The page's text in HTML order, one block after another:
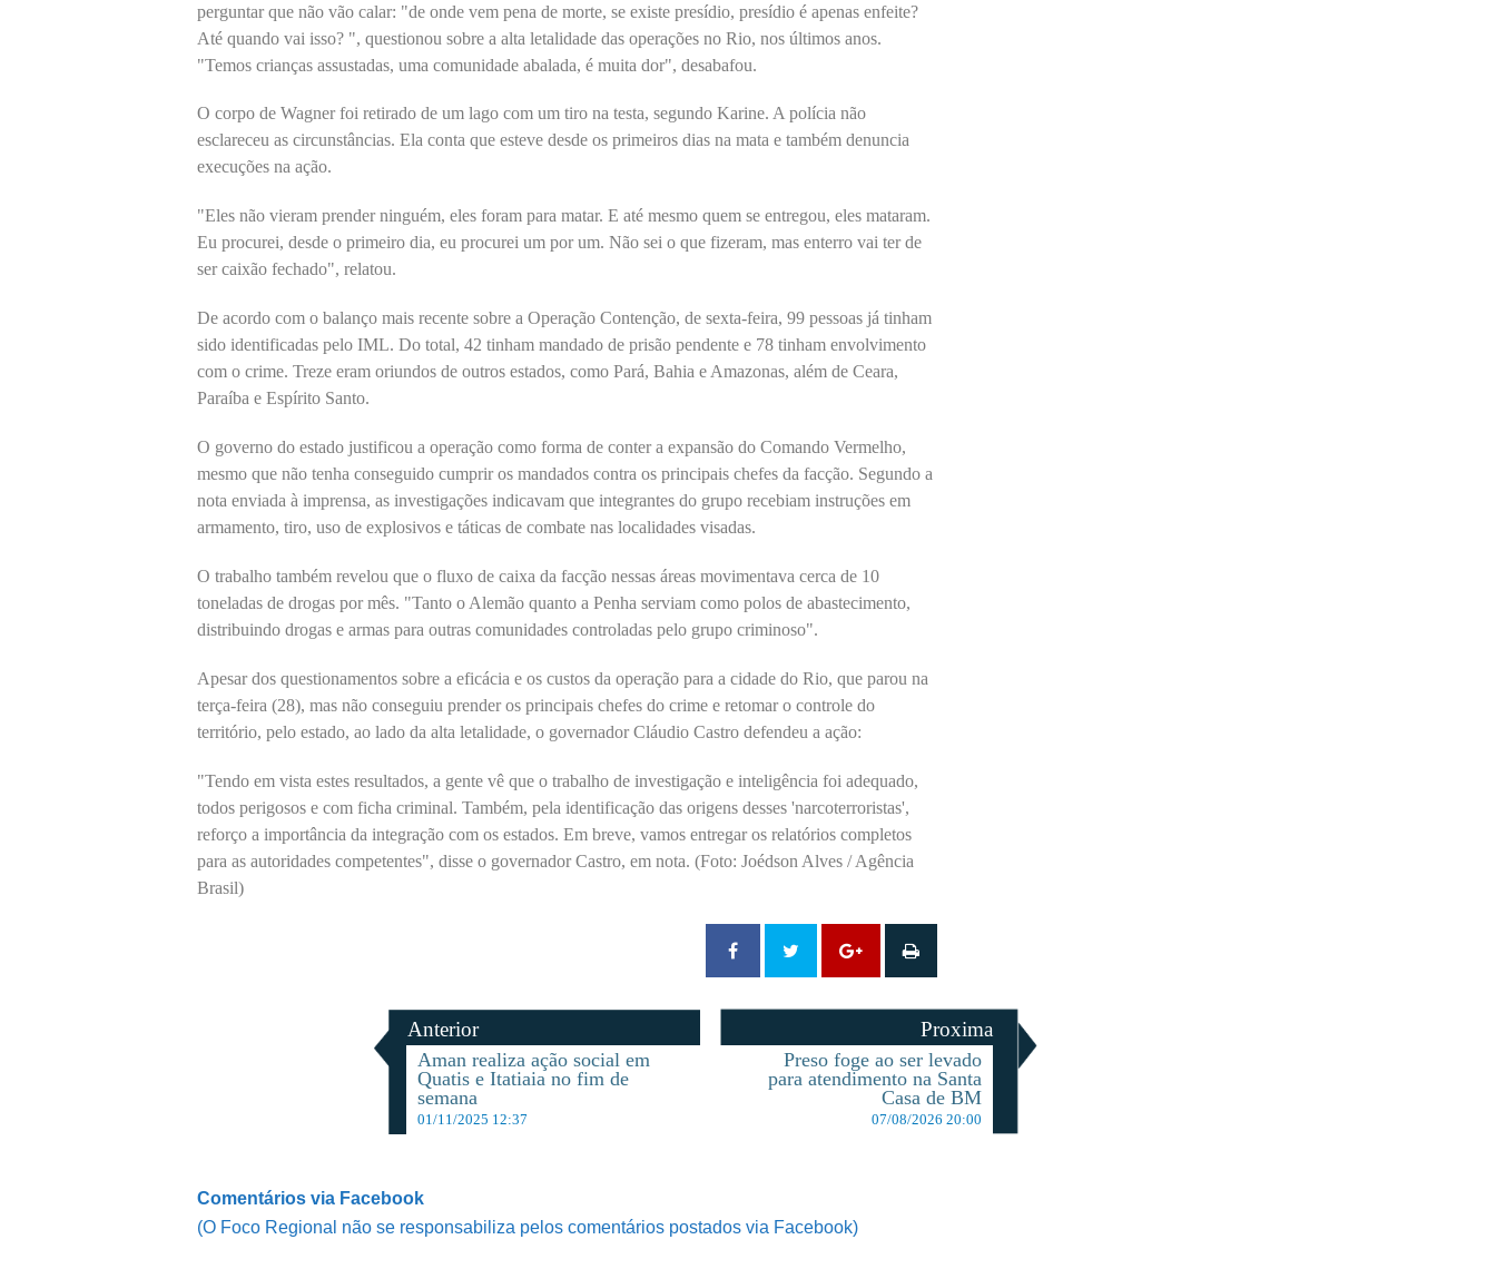
perguntar que não vão calar: "de onde vem pena de morte, se existe presídio, presídio é apenas enfeite?
Até quando vai isso? ", questionou sobre a alta letalidade das operações no Rio, nos últimos anos.
"Temos crianças assustadas, uma comunidade abalada, é muita dor", desabafou.
O corpo de Wagner foi retirado de um lago com um tiro na testa, segundo Karine. A polícia não
esclareceu as circunstâncias. Ela conta que esteve desde os primeiros dias na mata e também denuncia
execuções na ação.
"Eles não vieram prender ninguém, eles foram para matar. E até mesmo quem se entregou, eles mataram.
Eu procurei, desde o primeiro dia, eu procurei um por um. Não sei o que fizeram, mas enterro vai ter de
ser caixão fechado", relatou.
De acordo com o balanço mais recente sobre a Operação Contenção, de sexta-feira, 99 pessoas já tinham
sido identificadas pelo IML. Do total, 42 tinham mandado de prisão pendente e 78 tinham envolvimento
com o crime. Treze eram oriundos de outros estados, como Pará, Bahia e Amazonas, além de Ceara,
Paraíba e Espírito Santo.
O governo do estado justificou a operação como forma de conter a expansão do Comando Vermelho,
mesmo que não tenha conseguido cumprir os mandados contra os principais chefes da facção. Segundo a
nota enviada à imprensa, as investigações indicavam que integrantes do grupo recebiam instruções em
armamento, tiro, uso de explosivos e táticas de combate nas localidades visadas.
O trabalho também revelou que o fluxo de caixa da facção nessas áreas movimentava cerca de 10
toneladas de drogas por mês. "Tanto o Alemão quanto a Penha serviam como polos de abastecimento,
distribuindo drogas e armas para outras comunidades controladas pelo grupo criminoso".
Apesar dos questionamentos sobre a eficácia e os custos da operação para a cidade do Rio, que parou na
terça-feira (28), mas não conseguiu prender os principais chefes do crime e retomar o controle do
território, pelo estado, ao lado da alta letalidade, o governador Cláudio Castro defendeu a ação:
"Tendo em vista estes resultados, a gente vê que o trabalho de investigação e inteligência foi adequado,
todos perigosos e com ficha criminal. Também, pela identificação das origens desses 'narcoterroristas',
reforço a importância da integração com os estados. Em breve, vamos entregar os relatórios completos
para as autoridades competentes", disse o governador Castro, em nota. (Foto: Joédson Alves / Agência
Brasil)
Anterior
Aman realiza ação social em
Quatis e Itatiaia no fim de
semana
01/11/2025 12:37
Proxima
Preso foge ao ser levado
para atendimento na Santa
Casa de BM
07/08/2026 20:00
Comentários via Facebook
(O Foco Regional não se responsabiliza pelos comentários postados via Facebook)